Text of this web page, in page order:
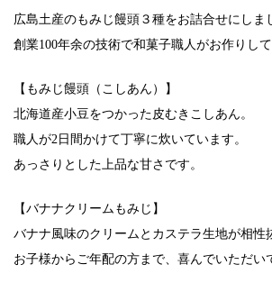
広島土産のもみじ饅頭３種をお詰合せにしま
創業100年余の技術で和菓子職人がお作りして
【もみじ饅頭（こしあん）】
北海道産小豆をつかった皮むきこしあん。
職人が2日間かけて丁寧に炊いています。
あっさりとした上品な甘さです。
【バナナクリームもみじ】
バナナ風味のクリームとカステラ生地が相性
お子様からご年配の方まで、喜んでいただい